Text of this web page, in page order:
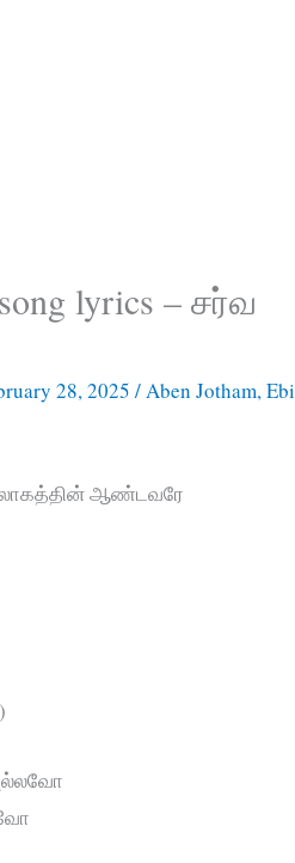
lyrics – சர்வ
28, 2025/Aben Jotham,Ebi
லோகத்தின் ஆண்டவரே